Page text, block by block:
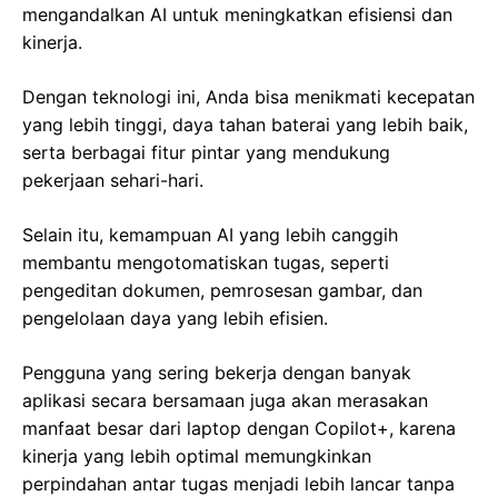
mengandalkan AI untuk meningkatkan efisiensi dan
kinerja.
Dengan teknologi ini, Anda bisa menikmati kecepatan
yang lebih tinggi, daya tahan baterai yang lebih baik,
serta berbagai fitur pintar yang mendukung
pekerjaan sehari-hari.
Selain itu, kemampuan AI yang lebih canggih
membantu mengotomatiskan tugas, seperti
pengeditan dokumen, pemrosesan gambar, dan
pengelolaan daya yang lebih efisien.
Pengguna yang sering bekerja dengan banyak
aplikasi secara bersamaan juga akan merasakan
manfaat besar dari laptop dengan Copilot+, karena
kinerja yang lebih optimal memungkinkan
perpindahan antar tugas menjadi lebih lancar tanpa